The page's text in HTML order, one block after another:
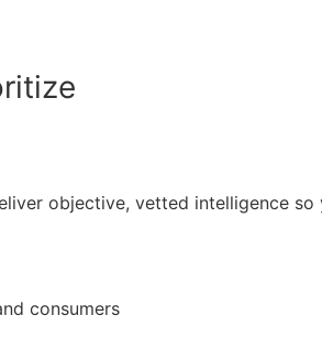
objective, vetted intelligence
consumers